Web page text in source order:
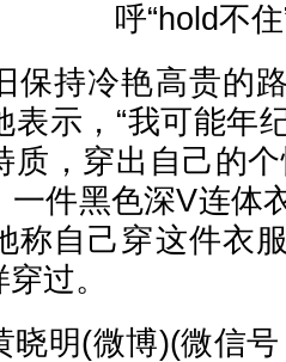
呼“hold不
持冷艳高贵的路
表示，“我可能年
质，穿出自己的
一件黑色深V连体
称自己穿这件衣
过。
晓明(微博)(微信